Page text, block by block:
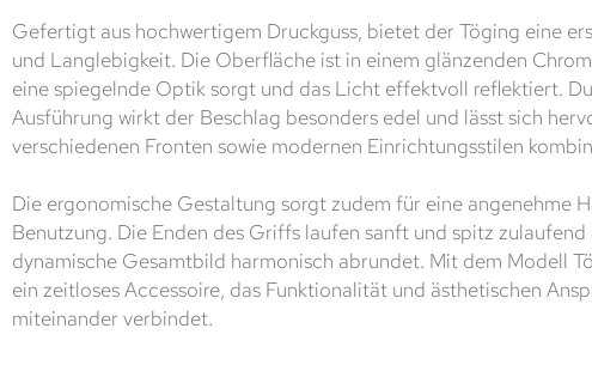
Gefertigt aus hochwertigem Druckguss, bietet der Töging eine
und Langlebigkeit. Die Oberfläche ist in einem glänzenden
eine spiegelnde Optik sorgt und das Licht effektvoll reflektiert.
Ausführung wirkt der Beschlag besonders edel und lässt sich
verschiedenen Fronten sowie modernen Einrichtungsstilen
Die ergonomische Gestaltung sorgt zudem für eine angenehme
Benutzung. Die Enden des Griffs laufen sanft und spitz zulaufend
dynamische Gesamtbild harmonisch abrundet. Mit dem Modell
ein zeitloses Accessoire, das Funktionalität und ästhetischen
miteinander verbindet.